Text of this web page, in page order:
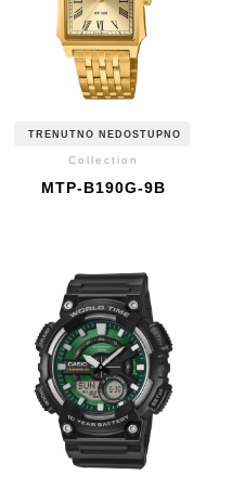
TRENUTNO NEDOSTUPNO
Collection
MTP-B190G-9B